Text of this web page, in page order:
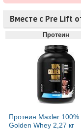
Вместе с Pre Lift
Протеин
Протеин Maxler 100%
Golden Whey 2,27 кг